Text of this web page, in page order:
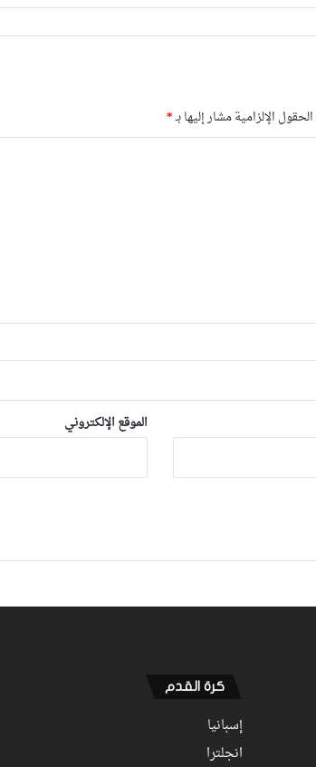
يفعله
ويحسم
أصعب خطط
الحقول الإلزامية مشار إليها بـ*
الموقع الإلكتروني
كرة القدم
إسبانيا
انجلترا